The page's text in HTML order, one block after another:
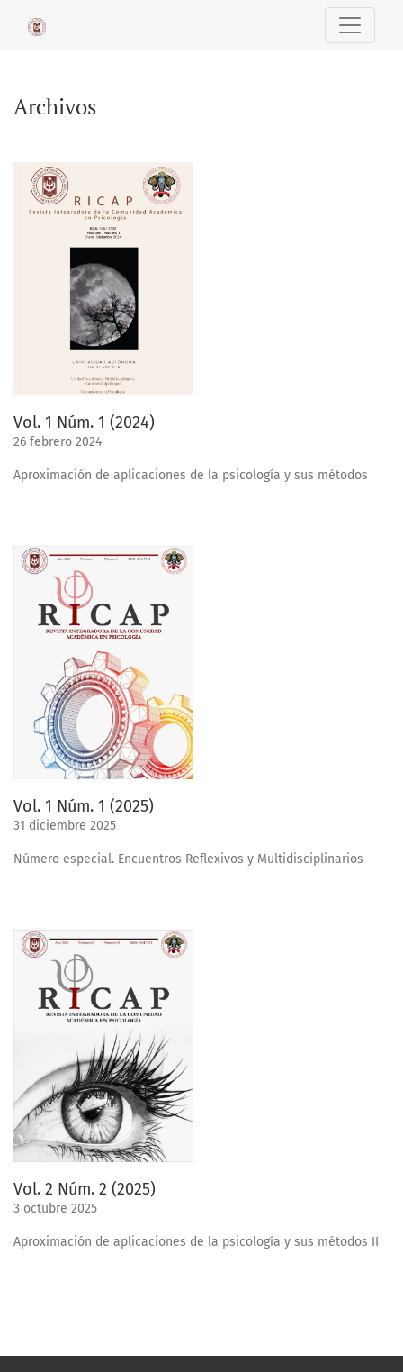
Archivos
Vol. 1 Núm. 1 (2024)
26 febrero 2024
Aproximación de aplicaciones de la psicología y sus métodos
Vol. 1 Núm. 1 (2025)
31 diciembre 2025
Número especial. Encuentros Reflexivos y Multidisciplinarios
Vol. 2 Núm. 2 (2025)
3 octubre 2025
Aproximación de aplicaciones de la psicología y sus métodos II